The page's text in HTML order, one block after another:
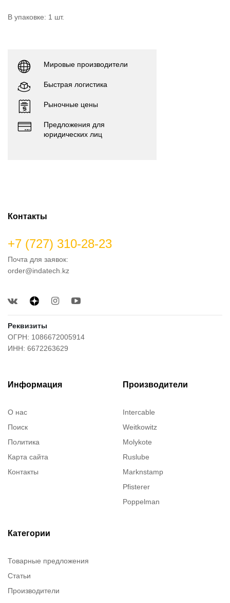
В упаковке: 1 шт.
Мировые производители
Быстрая логистика
Рыночные цены
Предложения для
юридических лиц
Контакты
+7 (727) 310-28-23
Почта для заявок:
order@indatech.kz
Реквизиты
ОГРН: 1086672005914
ИНН: 6672263629
Информация
О нас
Поиск
Политика
Карта сайта
Контакты
Производители
Intercable
Weitkowitz
Molykote
Ruslube
Marknstamp
Pfisterer
Poppelman
Категории
Товарные предложения
Статьи
Производители